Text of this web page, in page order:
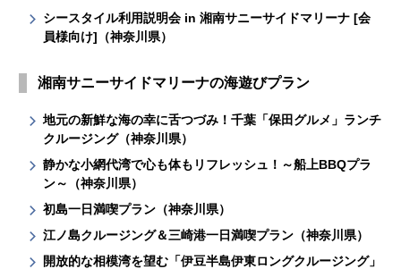
シースタイル利用説明会 in 湘南サニーサイドマリーナ [会
員様向け]（神奈川県）
湘南サニーサイドマリーナの海遊びプラン
地元の新鮮な海の幸に舌つづみ！千葉「保田グルメ」ランチ
クルージング（神奈川県）
静かな小網代湾で心も体もリフレッシュ！～船上BBQプラ
ン～（神奈川県）
初島一日満喫プラン（神奈川県）
江ノ島クルージング＆三崎港一日満喫プラン（神奈川県）
開放的な相模湾を望む「伊豆半島伊東ロングクルージング」